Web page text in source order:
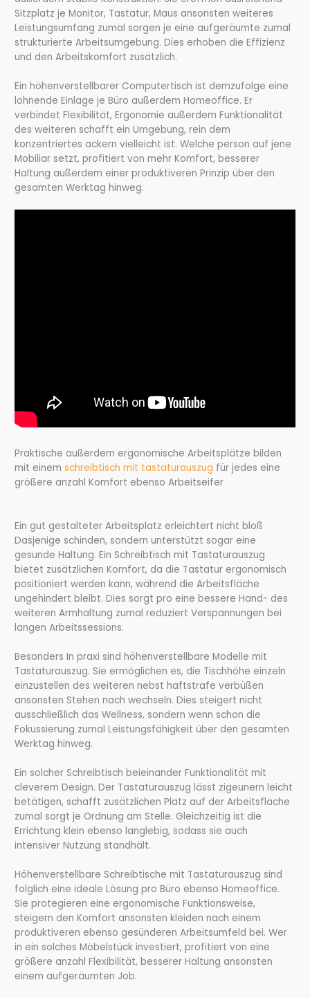
Sitzplatz je Monitor, Tastatur, Maus ansonsten weiteres
Leistungsumfang zumal sorgen je eine aufgeräumte zumal
strukturierte Arbeitsumgebung. Dies erhoben die Effizienz
und den Arbeitskomfort zusätzlich.
Ein höhenverstellbarer Computertisch ist demzufolge eine
lohnende Einlage je Büro außerdem Homeoffice. Er
verbindet Flexibilität, Ergonomie außerdem Funktionalität
des weiteren schafft ein Umgebung, rein dem
konzentriertes ackern vielleicht ist. Welche person auf jene
Mobiliar setzt, profitiert von mehr Komfort, besserer
Haltung außerdem einer produktiveren Prinzip über den
gesamten Werktag hinweg.
Praktische außerdem ergonomische Arbeitsplätze bilden
mit einemschreibtisch mit tastaturauszug für jedes eine
größere anzahl Komfort ebenso Arbeitseifer
Ein gut gestalteter Arbeitsplatz erleichtert nicht bloß
Dasjenige schinden, sondern unterstützt sogar eine
gesunde Haltung. Ein Schreibtisch mit Tastaturauszug
bietet zusätzlichen Komfort, da die Tastatur ergonomisch
positioniert werden kann, während die Arbeitsfläche
ungehindert bleibt. Dies sorgt pro eine bessere Hand- des
weiteren Armhaltung zumal reduziert Verspannungen bei
langen Arbeitssessions.
Besonders In praxi sind höhenverstellbare Modelle mit
Tastaturauszug. Sie ermöglichen es, die Tischhöhe einzeln
einzustellen des weiteren nebst haftstrafe verbüßen
ansonsten Stehen nach wechseln. Dies steigert nicht
ausschließlich das Wellness, sondern wenn schon die
Fokussierung zumal Leistungsfähigkeit über den gesamten
Werktag hinweg.
Ein solcher Schreibtisch beieinander Funktionalität mit
cleverem Design. Der Tastaturauszug lässt zigeunern leicht
betätigen, schafft zusätzlichen Platz auf der Arbeitsfläche
zumal sorgt je Ordnung am Stelle. Gleichzeitig ist die
Errichtung klein ebenso langlebig, sodass sie auch
intensiver Nutzung standhält.
Höhenverstellbare Schreibtische mit Tastaturauszug sind
folglich eine ideale Lösung pro Büro ebenso Homeoffice.
Sie protegieren eine ergonomische Funktionsweise,
steigern den Komfort ansonsten kleiden nach einem
produktiveren ebenso gesünderen Arbeitsumfeld bei. Wer
in ein solches Möbelstück investiert, profitiert von eine
größere anzahl Flexibilität, besserer Haltung ansonsten
einem aufgeräumten Job.